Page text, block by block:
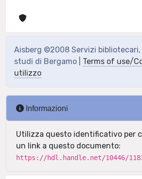
Aisberg ©2008 Servizi
studi di Bergamo | Terms of use/
utilizzo
Informazioni
Utilizza questo identificativo per
un link a questo documento:
https://hdl.handle.net/10446/